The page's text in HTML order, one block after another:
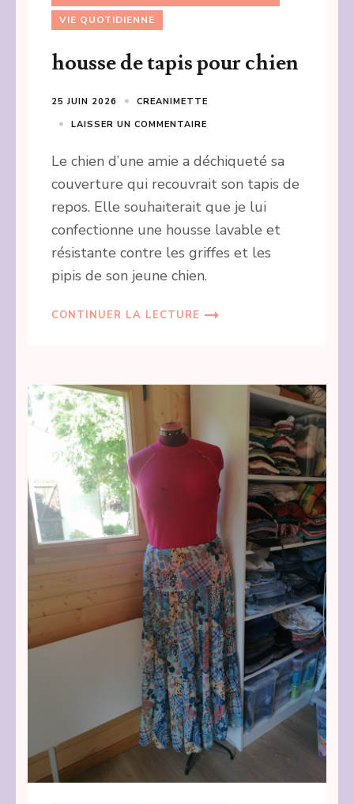
VIE QUOTIDIENNE
housse de tapis pour chien
25 JUIN 2026
CREANIMETTE
LAISSER UN COMMENTAIRE
Le chien d’une amie a déchiqueté sa
couverture qui recouvrait son tapis de
repos. Elle souhaiterait que je lui
confectionne une housse lavable et
résistante contre les griffes et les
pipis de son jeune chien.
CONTINUER LA LECTURE